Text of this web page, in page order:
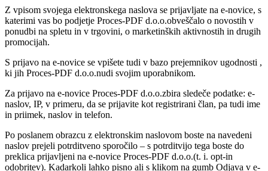
Z vpisom svojega elektronskega naslova se prijavljate na e-novice, s
katerimi vas bo podjetje Proces-PDF d.o.o.obveščalo o novostih v
ponudbi na spletu in v trgovini, o marketinških aktivnostih in drugih
promocijah.
S prijavo na e-novice se vpišete tudi v bazo prejemnikov ugodnosti ,
ki jih Proces-PDF d.o.o.nudi svojim uporabnikom.
Za prijavo na e-novice Proces-PDF d.o.o.zbira sledeče podatke: e-
naslov, IP, v primeru, da se prijavite kot registrirani član, pa tudi ime
in priimek, naslov in telefon.
Po poslanem obrazcu z elektronskim naslovom boste na navedeni
naslov prejeli potrditveno sporočilo – s potrditvijo tega boste do
preklica prijavljeni na e-novice Proces-PDF d.o.o.(t. i. opt-in
odobritev). Kadarkoli lahko pisno ali s klikom na gumb Odjava v e-